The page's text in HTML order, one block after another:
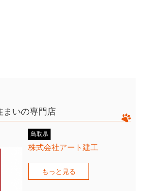
まいの専門店
鳥取県
株式会社アート建工
もっと見る